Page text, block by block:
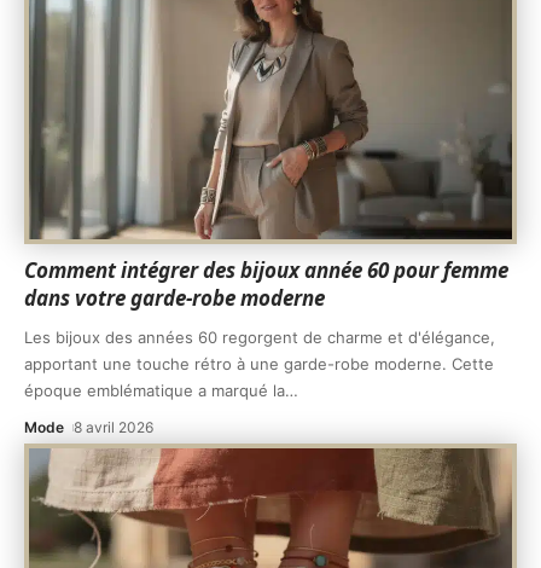
Comment intégrer des bijoux année 60 pour femme
dans votre garde-robe moderne
Les bijoux des années 60 regorgent de charme et d'élégance,
apportant une touche rétro à une garde-robe moderne. Cette
époque emblématique a marqué la…
Mode 8 avril 2026